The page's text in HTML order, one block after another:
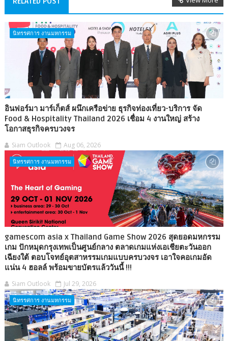
นิทรรศการ งานมหกรรม
อินฟอร์มา มาร์เก็ตส์ ผนึกเครือข่าย ธุรกิจท่องเที่ยว-บริการ จัด
Food & Hospitality Thailand 2026 เชื่อม 4 งานใหญ่ สร้าง
โอกาสธุรกิจครบวงจร
Siam Outlook Aug 06, 2026
นิทรรศการ งานมหกรรม
gamescom asia x Thailand Game Show 2026 สุดยอดมหกรรม
เกม ปักหมุดกรุงเทพเป็นศูนย์กลาง ตลาดเกมแห่งเอเชียตะวันออก
เฉียงใต้ ตอบโจทย์อุตสาหรรมเกมแบบครบวงจร เอาใจคอเกมอัด
แน่น 4 ฮอลล์ พร้อมขายบัตรแล้ววันนี้ !!!
Siam Outlook Jul 29, 2026
นิทรรศการ งานมหกรรม